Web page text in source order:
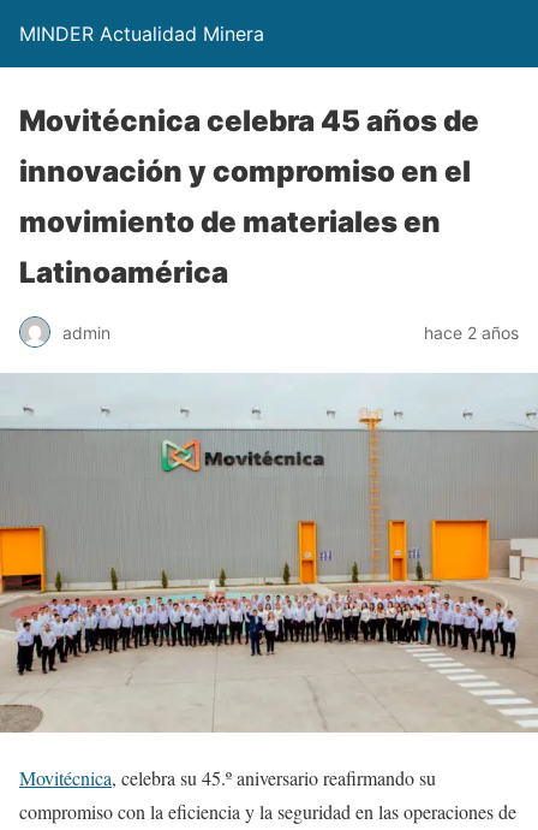
MINDER Actualidad Minera
Movitécnica celebra 45 años de
innovación y compromiso en el
movimiento de materiales en
Latinoamérica
admin hace 2 años
Movitécnica, celebra su 45.º aniversario reafirmando su
compromiso con la eficiencia y la seguridad en las operaciones de